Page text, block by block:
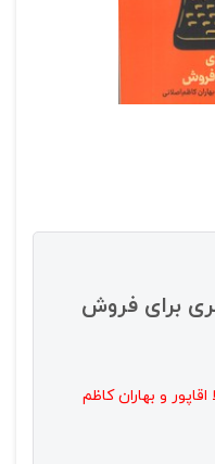
برای فروش
اقاپور و بهاران کاظم